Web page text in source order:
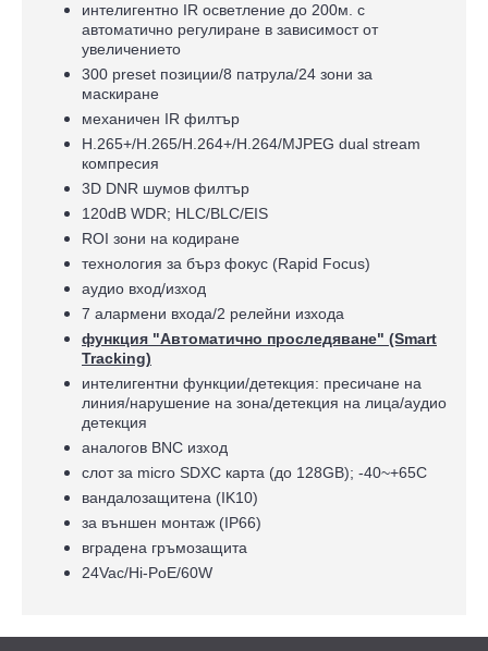
интелигентно IR осветление до 200м. с
автоматично регулиране в зависимост от
увеличението
300 preset позиции/8 патрула/24 зони за
маскиране
механичен IR филтър
H.265+/H.265/H.264+/H.264/MJPEG dual stream
компресия
3D DNR шумов филтър
120dB WDR; HLC/BLC/EIS
ROI зони на кодиране
технология за бърз фокус (Rapid Focus)
аудио вход/изход
7 алармени входа/2 релейни изхода
функция "Автоматично проследяване" (Smart
Tracking)
интелигентни функции/детекция: пресичане на
линия/нарушение на зона/детекция на лица/аудио
детекция
аналогов BNC изход
слот за micro SDXC карта (до 128GB); -40~+65С
вандалозащитена (IK10)
за външен монтаж (IP66)
вградена гръмозащита
24Vac/Hi-PoE/60W